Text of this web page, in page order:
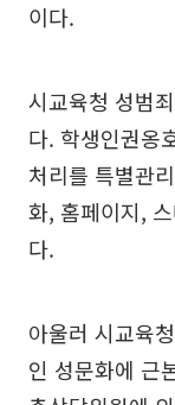
이다.
시교육청 성범
다. 학생인권옹
처리를 특별관
화, 홈페이지,
다.
아울러 시교육
인 성문화에 근